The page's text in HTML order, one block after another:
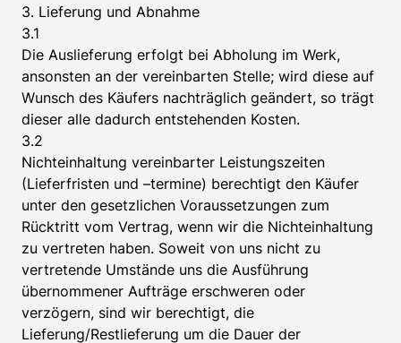
3. Lieferung und Abnahme
3.1
Die Auslieferung erfolgt bei Abholung im Werk,
ansonsten an der vereinbarten Stelle; wird diese auf
Wunsch des Käufers nachträglich geändert, so trägt
dieser alle dadurch entstehenden Kosten.
3.2
Nichteinhaltung vereinbarter Leistungszeiten
(Lieferfristen und –termine) berechtigt den Käufer
unter den gesetzlichen Voraussetzungen zum
Rücktritt vom Vertrag, wenn wir die Nichteinhaltung
zu vertreten haben. Soweit von uns nicht zu
vertretende Umstände uns die Ausführung
übernommener Aufträge erschweren oder
verzögern, sind wir berechtigt, die
Lieferung/Restlieferung um die Dauer der